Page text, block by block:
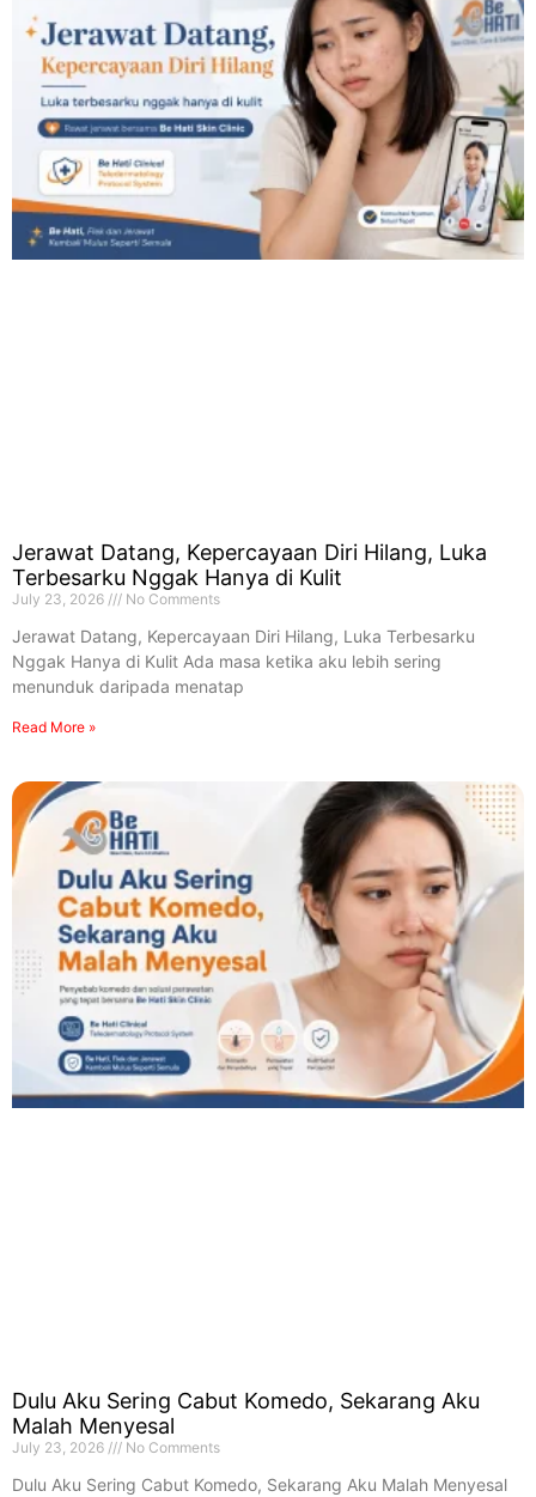
Jerawat Datang, Kepercayaan Diri Hilang, Luka
Terbesarku Nggak Hanya di Kulit
July 23, 2026 No Comments
Jerawat Datang, Kepercayaan Diri Hilang, Luka Terbesarku
Nggak Hanya di Kulit Ada masa ketika aku lebih sering
menunduk daripada menatap
Read More »
Dulu Aku Sering Cabut Komedo, Sekarang Aku
Malah Menyesal
July 23, 2026 No Comments
Dulu Aku Sering Cabut Komedo, Sekarang Aku Malah Menyesal